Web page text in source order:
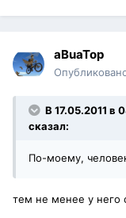
aBuaTop
В 17.05.2011 в
сказал:
По-моему,
тем не менее у него